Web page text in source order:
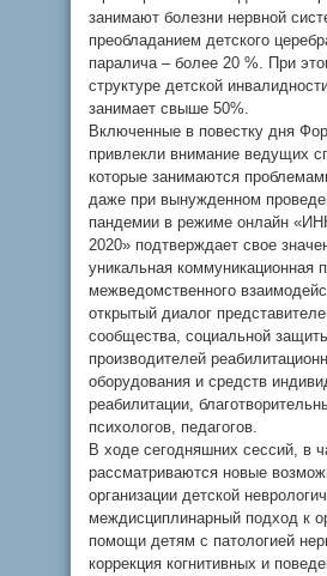
занимают болезни нервной
преобладанием детского
паралича – более 20 %. При
структуре детской
занимает свыше 50%.
Включенные в повестку дня
привлекли внимание ведущих
которые занимаются
даже при вынужденном
пандемии в режиме онлайн
2020» подтверждает свое
уникальная коммуникационная
межведомственного
открытый диалог
сообщества, социальной
производителей
оборудования и средств
реабилитации,
психологов, педагогов.
В ходе сегодняшних сессий, в
рассматриваются новые
организации детской
междисциплинарный подход к
помощи детям с патологией
коррекция когнитивных и